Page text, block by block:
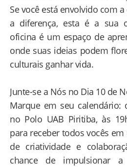
Se você está envolvido com
a diferença, esta é a sua
oficina é um espaço de
onde suas ideias podem
culturais ganhar vida.
Junte-se a Nós no Dia 10 de
Marque em seu calendário:
no Polo UAB Piritiba, às
para receber todos vocês
de criatividade e
chance de impulsionar